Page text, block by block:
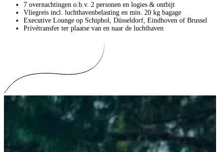
7 overnachtingen o.b.v. 2 personen en logies & ontbijt
Vliegreis incl. luchthavenbelasting en min. 20 kg bagage
Executive Lounge op Schiphol, Düsseldorf, Eindhoven of Brussel
Privétransfer ter plaatse van en naar de luchthaven